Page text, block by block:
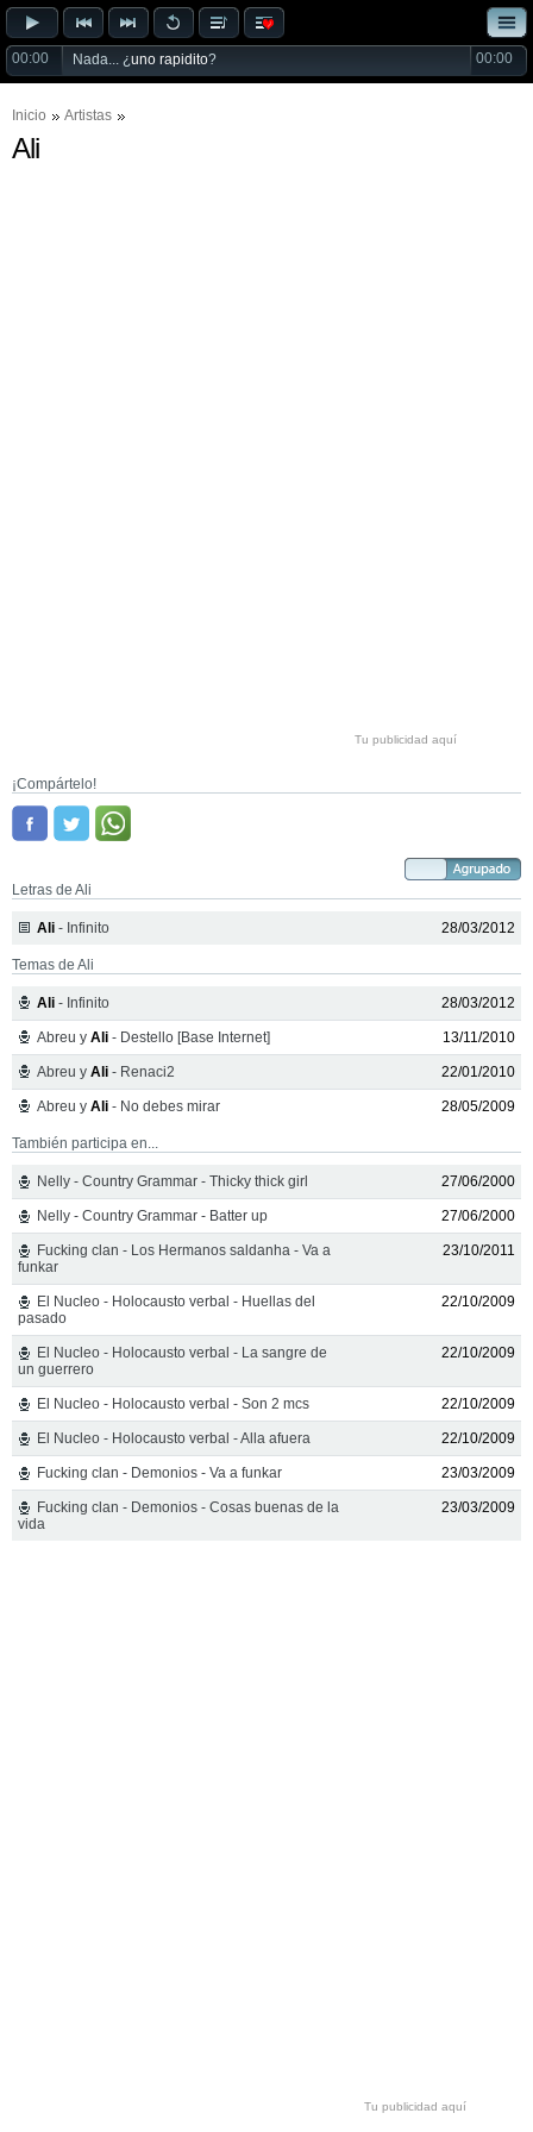
00:00 Nada... ¿uno rapidito? 00:00
Inicio Artistas
Ali
Tu publicidad aquí
¡Compártelo!
Letras de Ali
Ali - Infinito 28/03/2012
Temas de Ali
Ali - Infinito 28/03/2012
Abreu y Ali - Destello [Base Internet] 13/11/2010
Abreu y Ali - Renaci2 22/01/2010
Abreu y Ali - No debes mirar 28/05/2009
También participa en...
Nelly - Country Grammar - Thicky thick girl 27/06/2000
Nelly - Country Grammar - Batter up 27/06/2000
Fucking clan - Los Hermanos saldanha - Va a
funkar
23/10/2011
El Nucleo - Holocausto verbal - Huellas del
pasado
22/10/2009
El Nucleo - Holocausto verbal - La sangre de
un guerrero
22/10/2009
El Nucleo - Holocausto verbal - Son 2 mcs 22/10/2009
El Nucleo - Holocausto verbal - Alla afuera 22/10/2009
Fucking clan - Demonios - Va a funkar 23/03/2009
Fucking clan - Demonios - Cosas buenas de la
vida
23/03/2009
Tu publicidad aquí